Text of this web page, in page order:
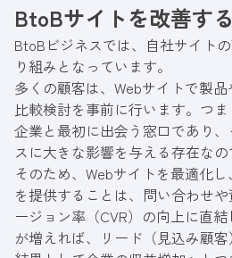
BtoBサイトを改善す
BtoBビジネスでは、自社サイト
り組みとなっています。
多くの顧客は、Webサイトで製
比較検討を事前に行います。つ
企業と最初に出会う窓口であり
スに大きな影響を与える存在なの
そのため、Webサイトを最適化
を提供することは、問い合わせ
ージョン率（CVR）の向上に直
が増えれば、リード（見込み顧客